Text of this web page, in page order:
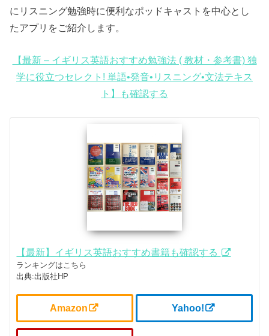
にリスニング勉強時に便利なポッドキャストを中心とし
たアプリをご紹介します。
【最新 – イギリス英語おすすめ勉強法 ( 教材・参考書) 独
学に役立つセレクト! 単語•発音•リスニング•文法テキス
ト】も確認する
【最新】イギリス英語おすすめ書籍も確認する
ランキングはこちら
出典:出版社HP
Amazon Yahoo!